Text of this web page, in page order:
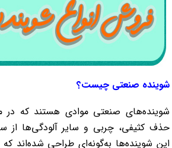
شوینده صنعتی چیست؟
شوینده‌های صنعتی موادی هستند که
حذف کثیفی، چربی و سایر آلودگی‌ها از
این شوینده‌ها به‌گونه‌ای طراحی شده‌اند